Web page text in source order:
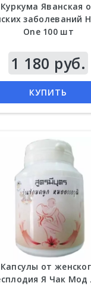
Куркума Яванская
заболеваний
One 100 шт
1 180 руб.
КУПИТЬ
Капсулы от
Я Чак Мод